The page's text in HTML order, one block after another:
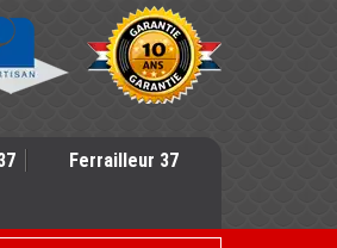
Ferrailleur 37